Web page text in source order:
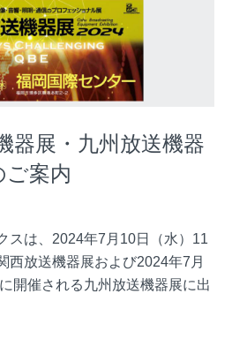
器展・九州放送機器
案内
スは、2024年7月10日（水）11
西放送機器展および2024年7月
開催される九州放送機器展に出